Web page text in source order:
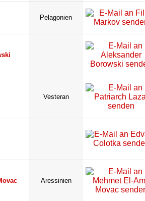
Pelagonien
Vesteran
Aressinien